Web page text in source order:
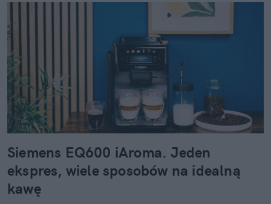
Siemens EQ600 iAroma. Jeden
ekspres, wiele sposobów na idealną
kawę